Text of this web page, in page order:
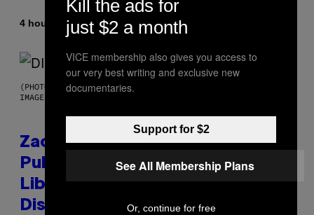
4 hours ago ByStephen Andrew Galiher
(PHOTO BY ROBERTO PANUCCI – CORBIS/CORBIS VIA GETTY
IMAGES)
Zachary Cole Smith Wants a
Publicly Owned Music Streaming
Library Built on Spotify’s
Dismantled Bones
Kill the ads for
just $2 a month
VICE membership also gives you access to
our very best writing and exclusive new
documentaries.
Support for $2
See All Membership Plans
Or, continue for free